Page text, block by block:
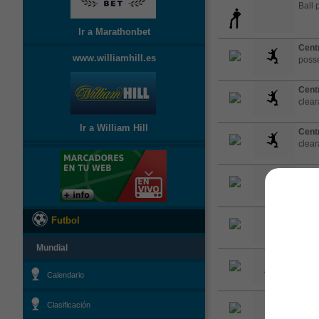
Ir a Marathonbet
www.williamhill.es
Ir a William Hill
Futbol
Mundial
Calendario
Clasificación
Ball